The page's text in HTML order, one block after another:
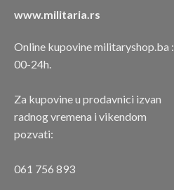
www.militaria.rs
Online kupovine militaryshop.ba :
00-24h.
Za kupovine u prodavnici izvan
radnog vremena i vikendom
pozvati:
061 756 893